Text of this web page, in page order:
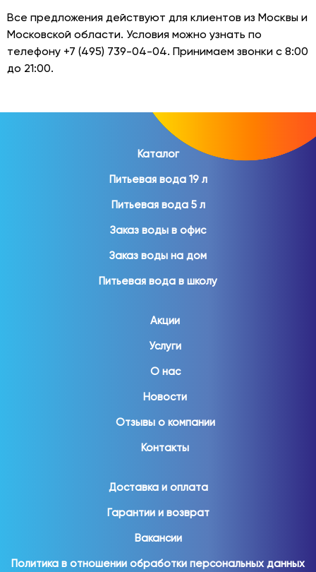
Все предложения действуют для клиентов из Москвы и
Московской области. Условия можно узнать по
телефону +7 (495) 739-04-04. Принимаем звонки с 8:00
до 21:00.
Каталог
Питьевая вода 19 л
Питьевая вода 5 л
Заказ воды в офис
Заказ воды на дом
Питьевая вода в школу
Акции
Услуги
О нас
Новости
Отзывы о компании
Контакты
Доставка и оплата
Гарантии и возврат
Вакансии
Политика в отношении обработки персональных данных